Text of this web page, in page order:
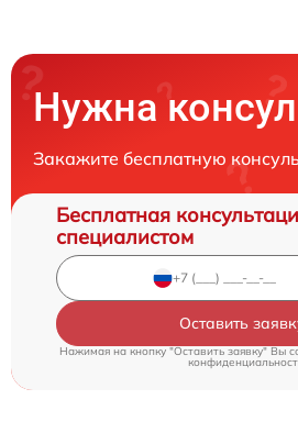
Нужна
Закажите бесплатную
Бесплатная
специалистом
Оставить
Нажимая на кнопку "Оставить заявку" Вы